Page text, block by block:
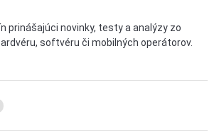
prinášajúci novinky, testy a analýzy zo
softvéru či mobilných operátorov.